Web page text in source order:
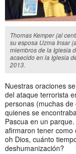
Thomas Kemper (al
su esposa Uzma Insar
miembros de la Iglesia
acaecido en la Iglesia
2013.
Nuestras oraciones
del ataque terrorista
personas (muchas
quienes se
Pascua en un
afirmaron tener como
oh Dios, cuánto
deshumanización?